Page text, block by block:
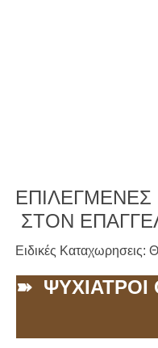
ΕΠΙΛΕΓΜΕΝΕΣ
ΣΤΟΝ
Ειδικές
➽ ΨΥΧΙΑΤΡΟΙ